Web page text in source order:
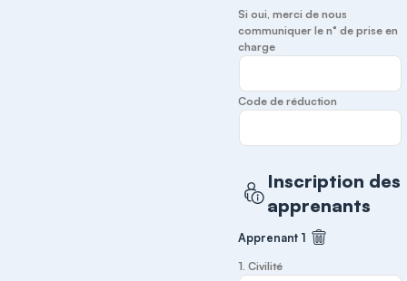
Si oui, merci de nous
communiquer le n° de prise en
charge
Code de réduction
Inscription des
apprenants
Apprenant 1 Supprimer
1. Civilité